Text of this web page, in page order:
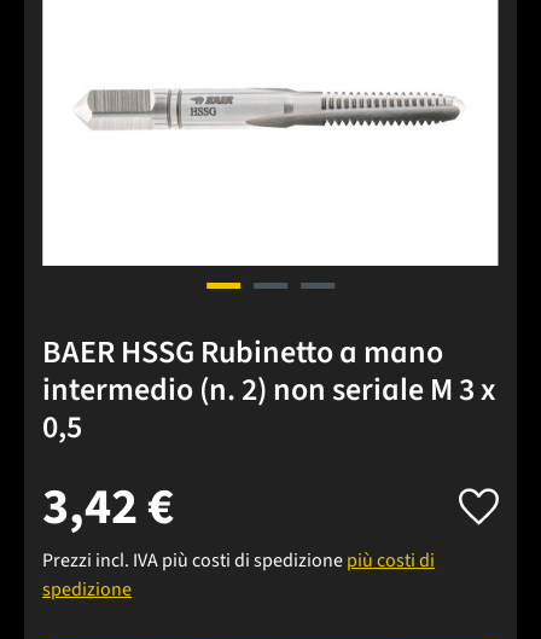
BAER HSSG Rubinetto a mano
intermedio (n. 2) non seriale M 3 x
0,5
3,42 €
Prezzi incl. IVA più costi di spedizionepiù costi di
spedizione